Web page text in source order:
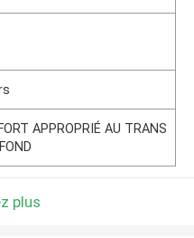
APPROPRIÉ AU TRANS
plus